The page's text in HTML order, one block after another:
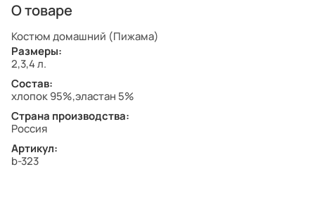
О товаре
Костюм домашний (Пижама)
Размеры:
2,3,4 л.
Состав:
хлопок 95%,эластан 5%
Страна производства:
Россия
Артикул:
b-323